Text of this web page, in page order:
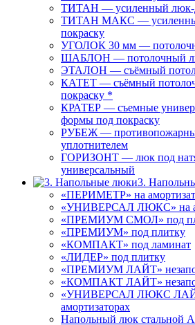
ТИТАН — усиленный люк-
ТИТАН МАКС —
покраску
УГОЛОК 30 мм —
ШАБЛОН — потолочный
ЭТАЛОН — съёмный
КАТЕТ — съёмный
покраску *
КРАТЕР — съемные
формы под покраску
РУБЕЖ —
уплотнителем
ГОРИЗОНТ — люк под
универсальный
3.
«ПЕРИМЕТР» на
«УНИВЕРСАЛ ЛЮКС» на
«ПРЕМИУМ СМОЛ» под
«ПРЕМИУМ» под плитку
«КОМПАКТ» под ламинат
«ЛИДЕР» под плитку
«ПРЕМИУМ ЛАЙТ»
«КОМПАКТ ЛАЙТ»
«УНИВЕРСАЛ ЛЮКС
амортизаторах
Напольный люк стальной